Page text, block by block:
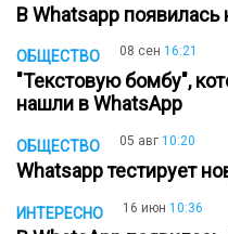
В Whatsapp появилась
ОБЩЕСТВО 08 сен 16:21
"Текстовую бомбу",
нашли в WhatsApp
ОБЩЕСТВО 05 авг 10:20
Whatsapp тестирует
ИНТЕРЕСНО 16 июн 10:36